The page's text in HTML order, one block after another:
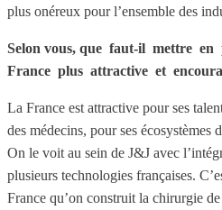
plus onéreux pour l’ensemble des
Selon vous, que faut-il mettre
France plus attractive et
La France est attractive pour ses
des médecins, pour ses écosystèmes
On le voit au sein de J&J avec
plusieurs technologies françaises.
France qu’on construit la chirurgie